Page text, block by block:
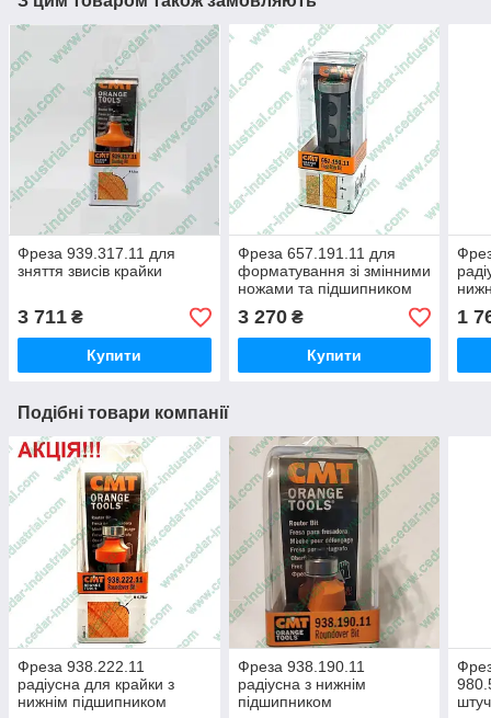
Фреза 939.317.11 для
зняття звисів крайки
3 711 ₴
Купити
Фреза 657.191.11 для
форматування зі змінними
ножами та підшипником
3 270₴
Купити
1
Подібні товари компанії
Фреза 938.222.11
радіусна для крайки з
нижнім підшипником
Фреза 938.190.11
радіусна з нижнім
підшипником